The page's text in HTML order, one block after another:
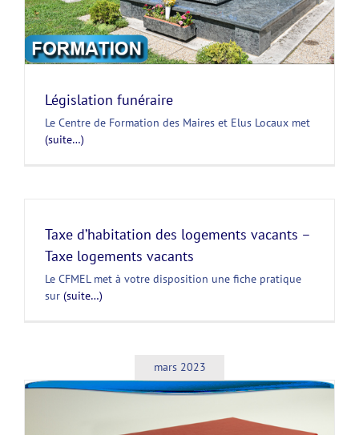
Législation funéraire
Le Centre de Formation des Maires et Elus Locaux met
(suite…)
Taxe d’habitation des logements vacants –
Taxe logements vacants
Le CFMEL met à votre disposition une fiche pratique
sur (suite…)
mars 2023